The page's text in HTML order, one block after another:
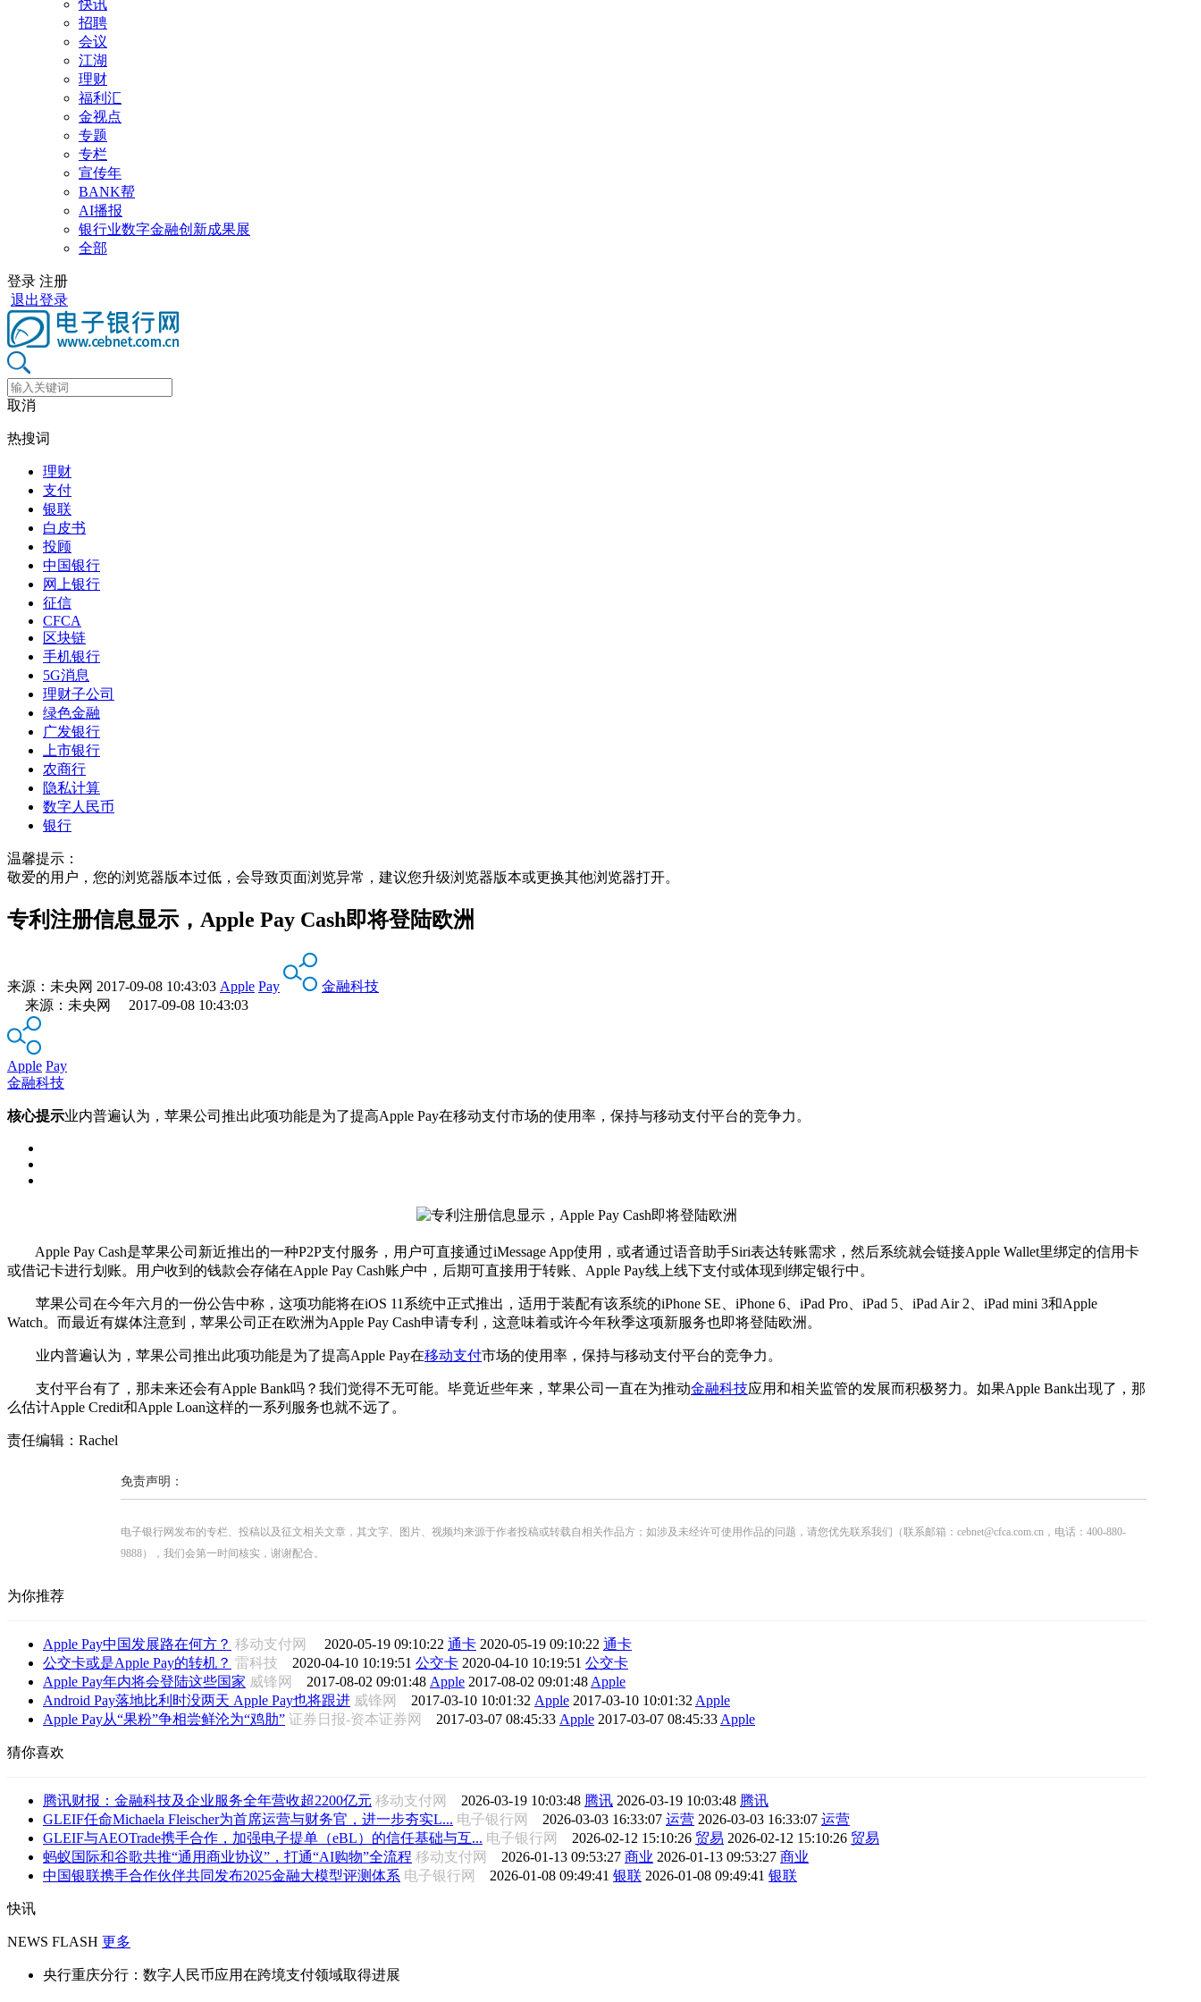
快讯
招聘
会议
江湖
理财
福利汇
金视点
专题
专栏
宣传年
BANK帮
AI播报
银行业数字金融创新成果展
全部
登录 注册
退出登录
取消
热搜词
理财
支付
银联
白皮书
投顾
中国银行
网上银行
征信
CFCA
区块链
手机银行
5G消息
理财子公司
绿色金融
广发银行
上市银行
农商行
隐私计算
数字人民币
银行
温馨提示：
敬爱的用户，您的浏览器版本过低，会导致页面浏览异常，建议您升级浏览器版本或更换其他浏览器打开。
专利注册信息显示，Apple Pay Cash即将登陆欧洲
来源： 未央网 2017-09-08 10:43:03 Apple Pay
金融科技
来源：未央网 2017-09-08 10:43:03
Apple Pay
金融科技
核心提示业内普遍认为，苹果公司推出此项功能是为了提高Apple Pay在移动支付市场的使用率，保持与移动支付平台的竞争力。
Apple Pay Cash是苹果公司新近推出的一种P2P支付服务，用户可直接通过iMessage App使用，或者通过语音助手Siri表达转账需求，然后系统就会链接Apple Wallet里绑定的信用卡
或借记卡进行划账。用户收到的钱款会存储在Apple Pay Cash账户中，后期可直接用于转账、Apple Pay线上线下支付或体现到绑定银行中。
苹果公司在今年六月的一份公告中称，这项功能将在iOS 11系统中正式推出，适用于装配有该系统的iPhone SE、iPhone 6、iPad Pro、iPad 5、iPad Air 2、iPad mini 3和Apple
Watch。而最近有媒体注意到，苹果公司正在欧洲为Apple Pay Cash申请专利，这意味着或许今年秋季这项新服务也即将登陆欧洲。
业内普遍认为，苹果公司推出此项功能是为了提高Apple Pay在移动支付市场的使用率，保持与移动支付平台的竞争力。
支付平台有了，那未来还会有Apple Bank吗？我们觉得不无可能。毕竟近些年来，苹果公司一直在为推动金融科技应用和相关监管的发展而积极努力。如果Apple Bank出现了，那
么估计Apple Credit和Apple Loan这样的一系列服务也就不远了。
责任编辑：Rachel
免责声明：
电子银行网发布的专栏、投稿以及征文相关文章，其文字、图片、视频均来源于作者投稿或转载自相关作品方；如涉及未经许可使用作品的问题，请您优先联系我们（联系邮箱：cebnet@cfca.com.cn，电话：400-880-
9888），我们会第一时间核实，谢谢配合。
为你推荐
Apple Pay中国发展路在何方？ 移动支付网 2020-05-19 09:10:22 通卡 2020-05-19 09:10:22 通卡
公交卡或是Apple Pay的转机？ 雷科技 2020-04-10 10:19:51 公交卡 2020-04-10 10:19:51 公交卡
Apple Pay年内将会登陆这些国家 威锋网 2017-08-02 09:01:48 Apple 2017-08-02 09:01:48 Apple
Android Pay落地比利时没两天 Apple Pay也将跟进 威锋网 2017-03-10 10:01:32 Apple 2017-03-10 10:01:32 Apple
Apple Pay从“果粉”争相尝鲜沦为“鸡肋” 证券日报-资本证券网 2017-03-07 08:45:33 Apple 2017-03-07 08:45:33 Apple
猜你喜欢
腾讯财报：金融科技及企业服务全年营收超2200亿元 移动支付网 2026-03-19 10:03:48 腾讯 2026-03-19 10:03:48 腾讯
GLEIF任命Michaela Fleischer为首席运营与财务官，进一步夯实L... 电子银行网 2026-03-03 16:33:07 运营 2026-03-03 16:33:07 运营
GLEIF与AEOTrade携手合作，加强电子提单（eBL）的信任基础与互... 电子银行网 2026-02-12 15:10:26 贸易 2026-02-12 15:10:26 贸易
蚂蚁国际和谷歌共推“通用商业协议”，打通“AI购物”全流程 移动支付网 2026-01-13 09:53:27 商业 2026-01-13 09:53:27 商业
中国银联携手合作伙伴共同发布2025金融大模型评测体系 电子银行网 2026-01-08 09:49:41 银联 2026-01-08 09:49:41 银联
快讯
NEWS FLASH 更多
央行重庆分行：数字人民币应用在跨境支付领域取得进展